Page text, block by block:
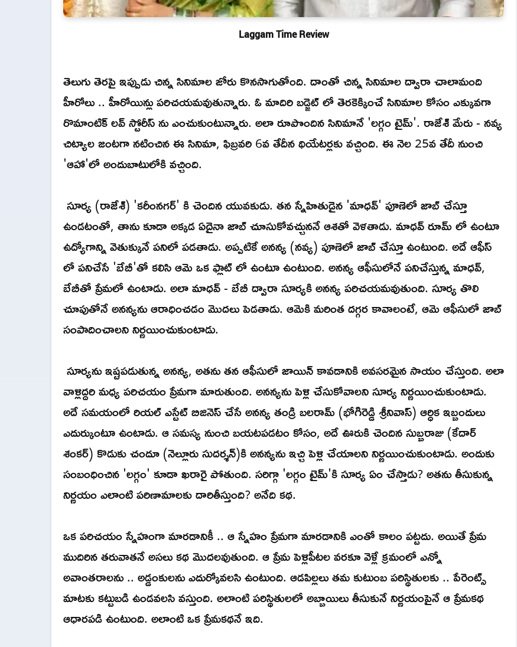
Laggam Time Review
తెలుగు తెరపై ఇప్పుడు చిన్న సినిమాల జోరు కొనసాగుతోంది. దాంతో చిన్న సినిమాల ద్వారా చాలామంది
హీరోలు .. హీరోయిన్లు పరిచయమవుతున్నారు. ఓ మాదిరి బడ్జెట్ లో తెరకెక్కించే సినిమాల కోసం ఎక్కువగా
రొమాంటిక్ లవ్ స్టోరీస్ ను ఎంచుకుంటున్నారు. అలా రూపొందిన సినిమానే 'లగ్గం టైమ్'. రాజేశ్ మేరు - నవ్య
చిట్యాల జంటగా నటించిన ఈ సినిమా, ఫిబ్రవరి 6వ తేదీన థియేటర్లకు వచ్చింది. ఈ నెల 25వ తేదీ నుంచి
'ఆహా'లో అందుబాటులోకి వచ్చింది.
సూర్య (రాజేశ్) 'కరీంనగర్' కి చెందిన యువకుడు. తన స్నేహితుడైన 'మాధవ్' పూణెలో జాబ్ చేస్తూ
ఉండటంతో, తాను కూడా అక్కడ ఏదైనా జాబ్ చూసుకోవచ్చుననే ఆశతో వెళతాడు. మాధవ్ రూమ్ లో ఉంటూ
ఉద్యోగాన్ని వెతుక్కునే పనిలో పడతాడు. అప్పటికే అనన్య (నవ్య) పూణెలో జాబ్ చేస్తూ ఉంటుంది. అదే ఆఫీస్
లో పనిచేసే 'బేబీ'తో కలిసి ఆమె ఒక ఫ్లాట్ లో ఉంటూ ఉంటుంది. అనన్య ఆఫీసులోనే పనిచేస్తున్న మాధవ్,
బేబీతో ప్రేమలో ఉంటాడు. అలా మాధవ్ - బేబీ ద్వారా సూర్యకి అనన్య పరిచయమవుతుంది. సూర్య తొలి
చూపుతోనే అనన్యను ఆరాధించడం మొదలు పెడతాడు. ఆమెకి మరింత దగ్గర కావాలంటే, ఆమె ఆఫీసులో జాబ్
సంపాదించాలని నిర్ణయించుకుంటాడు.
సూర్యను ఇష్టపడుతున్న అనన్య, అతను తన ఆఫీసులో జాయిన్ కావడానికి అవసరమైన సాయం చేస్తుంది. అలా
వాళ్లిద్దరి మధ్య పరిచయం ప్రేమగా మారుతుంది. అనన్యను పెళ్లి చేసుకోవాలని సూర్య నిర్ణయించుకుంటాడు.
అదే సమయంలో రియల్ ఎస్టేట్ బిజినెస్ చేసే అనన్య తండ్రి బలరామ్ (భోగిరెడ్డి శ్రీనివాస్) ఆర్ధిక ఇబ్బందులు
ఎదుర్కుంటూ ఉంటాడు. ఆ సమస్య నుంచి బయటపడటం కోసం, అదే ఊరుకి చెందిన సుబ్బరాజు (కేదార్
శంకర్) కొడుకు చందూ (నెల్లూరు సుదర్శన్)కి అనన్యను ఇచ్చి పెళ్లి చేయాలని నిర్ణయించుకుంటాడు. అందుకు
సంబంధించిన 'లగ్గం' కూడా ఖరారై పోతుంది. సరిగ్గా 'లగ్గం టైమ్'కి సూర్య ఏం చేస్తాడు? అతను తీసుకున్న
నిర్ణయం ఎలాంటి పరిణామాలకు దారితీస్తుంది? అనేది కథ.
ఒక పరిచయం స్నేహంగా మారడానికీ .. ఆ స్నేహం ప్రేమగా మారడానికి ఎంతో కాలం పట్టదు. అయితే ప్రేమ
ముదిరిన తరువాతనే అసలు కథ మొదలవుతుంది. ఆ ప్రేమ పెళ్లిపీటల వరకూ వెళ్లే క్రమంలో ఎన్నో
అవాంతరాలను .. అడ్డంకులను ఎదుర్కోవలసి ఉంటుంది. ఆడపిల్లలు తమ కుటుంబ పరిస్థితులకు .. పేరెంట్స్
మాటకు కట్టుబడి ఉండవలసి వస్తుంది. అలాంటి పరిస్థితులలో అబ్బాయిలు తీసుకునే నిర్ణయంపైనే ఆ ప్రేమకథ
ఆధారపడి ఉంటుంది. అలాంటి ఒక ప్రేమకథనే ఇది.